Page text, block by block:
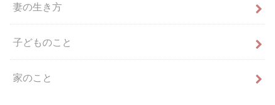
妻の生き方
子どものこと
家のこと